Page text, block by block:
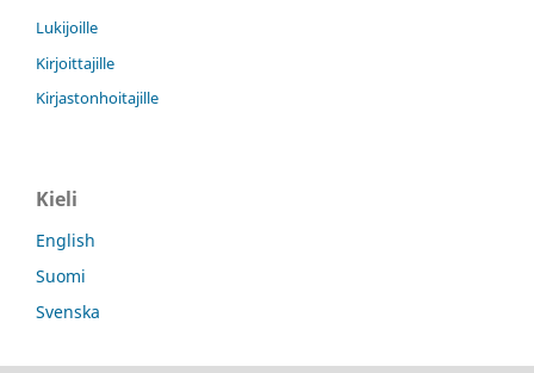
Lukijoille
Kirjoittajille
Kirjastonhoitajille
Kieli
English
Suomi
Svenska